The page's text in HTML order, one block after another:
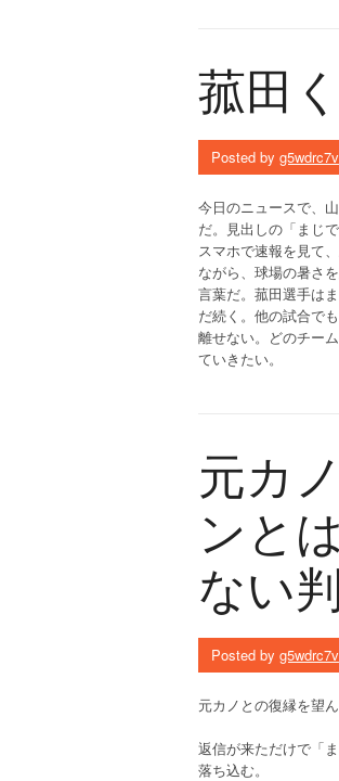
菰田
Posted by g5wdrc7v
今日のニュースで、
だ。見出しの「まじ
スマホで速報を見て
ながら、球場の暑さ
言葉だ。菰田選手は
だ続く。他の試合で
離せない。どのチー
ていきたい。
元カ
ンと
ない
Posted by g5wdrc7v
元カノとの復縁を望
返信が来ただけで「
落ち込む。